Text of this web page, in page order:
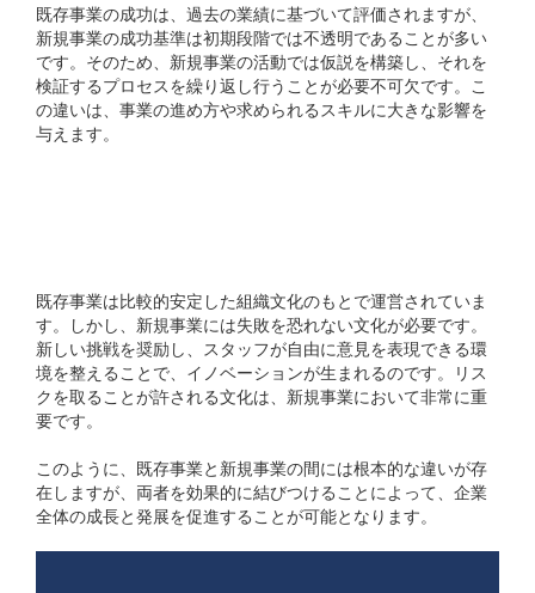
既存事業の成功は、過去の業績に基づいて評価されますが、
新規事業の成功基準は初期段階では不透明であることが多い
です。そのため、新規事業の活動では仮説を構築し、それを
検証するプロセスを繰り返し行うことが必要不可欠です。こ
の違いは、事業の進め方や求められるスキルに大きな影響を
与えます。
既存事業は比較的安定した組織文化のもとで運営されていま
す。しかし、新規事業には失敗を恐れない文化が必要です。
新しい挑戦を奨励し、スタッフが自由に意見を表現できる環
境を整えることで、イノベーションが生まれるのです。リス
クを取ることが許される文化は、新規事業において非常に重
要です。
このように、既存事業と新規事業の間には根本的な違いが存
在しますが、両者を効果的に結びつけることによって、企業
全体の成長と発展を促進することが可能となります。